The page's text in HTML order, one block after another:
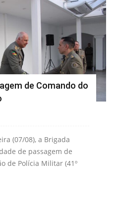
de Comando do
(07/08), a Brigada
de passagem de
de Polícia Militar (41º